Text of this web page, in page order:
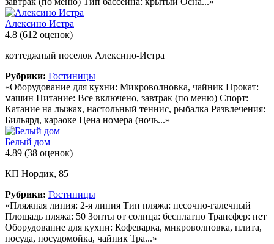
Алексино Истра
4.8 (612 оценок)
коттеджный поселок Алексино-Истра
Рубрики: Гостиницы
«Оборудование для кухни: Микроволновка, чайник Прокат:
машин Питание: Все включено, завтрак (по меню) Спорт:
Катание на лыжах, настольный теннис, рыбалка Развлечения:
Бильярд, караоке Цена номера (ночь...»
Белый дом
4.89 (38 оценок)
КП Нордик, 85
Рубрики: Гостиницы
«Пляжная линия: 2-я линия Тип пляжа: песочно-галечный
Площадь пляжа: 50 Зонты от солнца: бесплатно Трансфер: нет
Оборудование для кухни: Кофеварка, микроволновка, плита,
посуда, посудомойка, чайник Тра...»